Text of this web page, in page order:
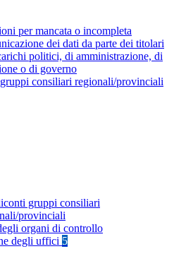
per mancata o incompleta
dei dati da parte dei titolari
politici, di amministrazione, di
o di governo
consiliari regionali/provinciali
gruppi consiliari
provinciali
organi di controllo
degli uffici 5